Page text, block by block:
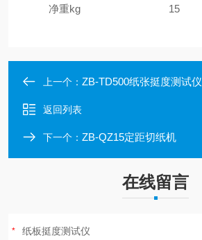
净重kg 15
上一个： ZB-TD500纸张挺度测试仪
返回列表
下一个： ZB-QZ15定距切纸机
在线留言